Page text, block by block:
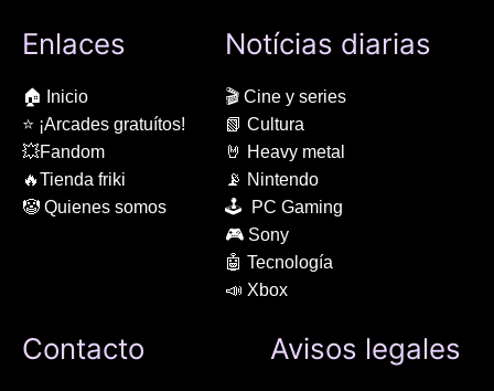
Enlaces
🏠 Inicio
⭐ ¡Arcades gratuítos!
💥Fandom
🔥Tienda friki
🤡 Quienes somos
Notícias diarias
🎬 Cine y series
📗 Cultura
🤘 Heavy metal
📡 Nintendo
🕹 PC Gaming
🎮 Sony
🤖 Tecnología
📣 Xbox
Contacto Avisos legales